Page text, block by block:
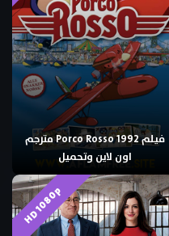
فيلم Porco Rosso 1992 مترجم
اون لاين وتحميل
HD 1080p